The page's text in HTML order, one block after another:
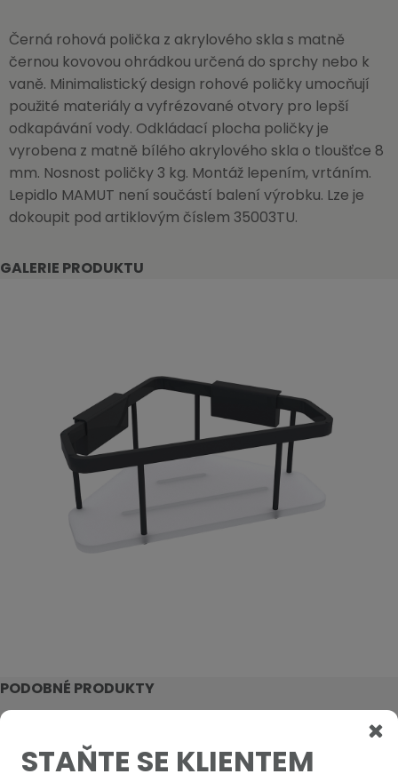
GALERIE PRODUKTU
Černá rohová polička z akrylového skla s matně
černou kovovou ohrádkou určená do sprchy nebo k
vaně. Minimalistický design rohové poličky umocňují
použité materiály a vyfrézované otvory pro lepší
odkapávání vody. Odkládací plocha poličky je
vyrobena z matně bílého akrylového skla o tloušťce 8
mm. Nosnost poličky 3 kg. Montáž lepením, vrtáním.
Lepidlo MAMUT není součástí balení výrobku. Lze je
dokoupit pod artiklovým číslem 35003TU.
PODOBNÉ PRODUKTY
STAŇTE SE KLIENTEM